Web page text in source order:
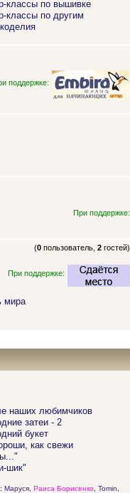
классы по вышивке
классы по другим
поддержке:
При поддержке:
(0 пользователь,2 гостей)
При поддержке:
мира
наших любимчиков
затеи - 2
букет
как свежи
шик"
Маруся, Раиса Борисенко, Tomin